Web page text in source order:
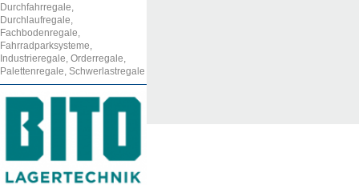
Durchfahrregale,
Durchlaufregale,
Fachbodenregale,
Fahrradparksysteme,
Industrieregale, Orderregale,
Palettenregale, Schwerlastregale